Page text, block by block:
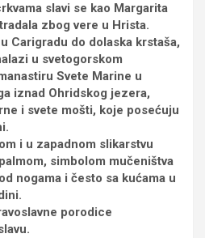
slavi se kao Margarita
zbog vere u Hrista.
Carigradu do dolaska krstaša,
u svetogorskom
Svete Marine u
iznad Ohridskog jezera,
i svete mošti, koje posećuju
i u zapadnom slikarstvu
simbolom mučeništva
nogama i često sa kućama u
porodice